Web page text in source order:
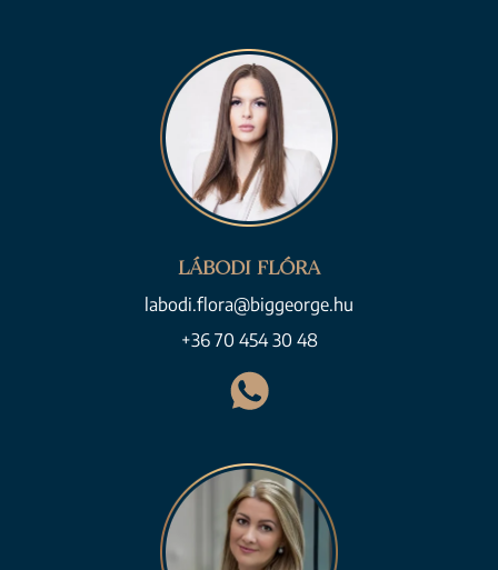
LÁBODI FLÓRA
labodi.flora@biggeorge.hu
+36 70 454 30 48